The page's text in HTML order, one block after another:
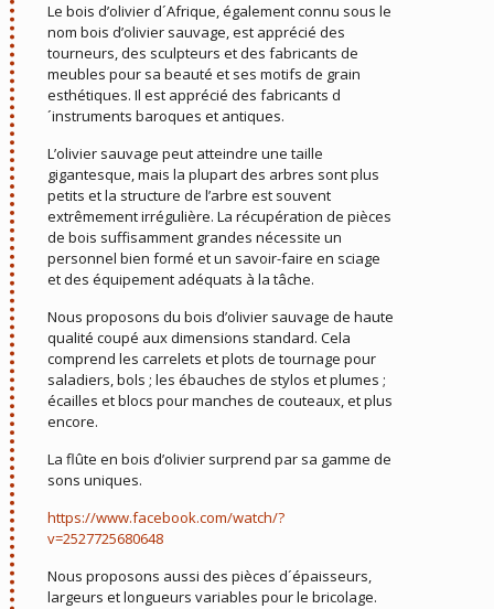
Le bois d’olivier d´Afrique, également connu sous le
nom bois d’olivier sauvage, est apprécié des
tourneurs, des sculpteurs et des fabricants de
meubles pour sa beauté et ses motifs de grain
esthétiques. Il est apprécié des fabricants d
´instruments baroques et antiques.
L’olivier sauvage peut atteindre une taille
gigantesque, mais la plupart des arbres sont plus
petits et la structure de l’arbre est souvent
extrêmement irrégulière. La récupération de pièces
de bois suffisamment grandes nécessite un
personnel bien formé et un savoir-faire en sciage
et des équipement adéquats à la tâche.
Nous proposons du bois d’olivier sauvage de haute
qualité coupé aux dimensions standard. Cela
comprend les carrelets et plots de tournage pour
saladiers, bols ; les ébauches de stylos et plumes ;
écailles et blocs pour manches de couteaux, et plus
encore.
La flûte en bois d’olivier surprend par sa gamme de
sons uniques.
https://www.facebook.com/watch/?
v=2527725680648
Nous proposons aussi des pièces d´épaisseurs,
largeurs et longueurs variables pour le bricolage.